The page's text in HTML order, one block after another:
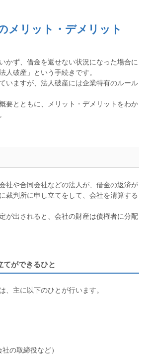
メリット・デメリット
かず、借金を返せない状況になった場合に
人破産」という手続きです。
いますが、法人破産には企業特有のルール
要とともに、メリット・デメリットをわか
社や合同会社などの法人が、借金の返済が
裁判所に申し立てをして、会社を清算する
が出されると、会社の財産は債権者に分配
てができるひと
、主に以下のひとが行います。
の取締役など）